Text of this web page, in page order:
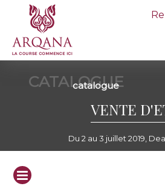
CATALOGUE
catalogue
VENTE
Du 2 au 3 juillet 2019,